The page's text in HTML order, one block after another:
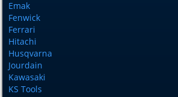
Emak
Fenwick
Ferrari
Hitachi
Husqvarna
Jourdain
Kawasaki
KS Tools